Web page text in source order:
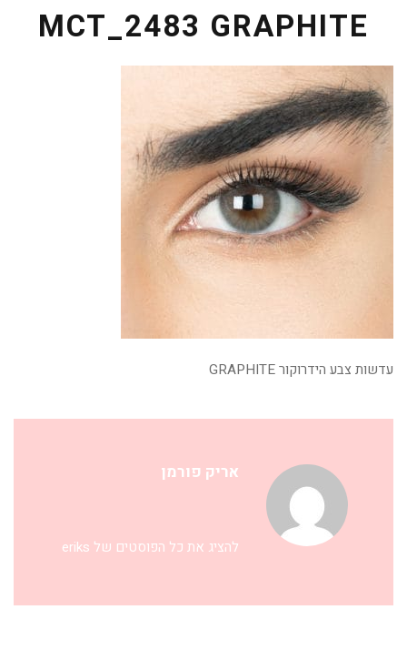
MCT_2483 GRAPHITE
עדשות צבע הידרוקור GRAPHITE
אריק פורמן
להציג את כל הפוסטים של eriks